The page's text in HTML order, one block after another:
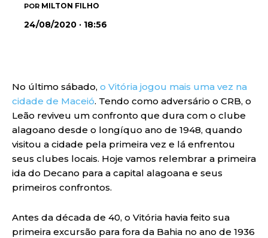
POR MILTON FILHO
24/08/2020 · 18:56
No último sábado, o Vitória jogou mais uma vez na
cidade de Maceió. Tendo como adversário o CRB, o
Leão reviveu um confronto que dura com o clube
alagoano desde o longíquo ano de 1948, quando
visitou a cidade pela primeira vez e lá enfrentou
seus clubes locais. Hoje vamos relembrar a primeira
ida do Decano para a capital alagoana e seus
primeiros confrontos.
Antes da década de 40, o Vitória havia feito sua
primeira excursão para fora da Bahia no ano de 1936